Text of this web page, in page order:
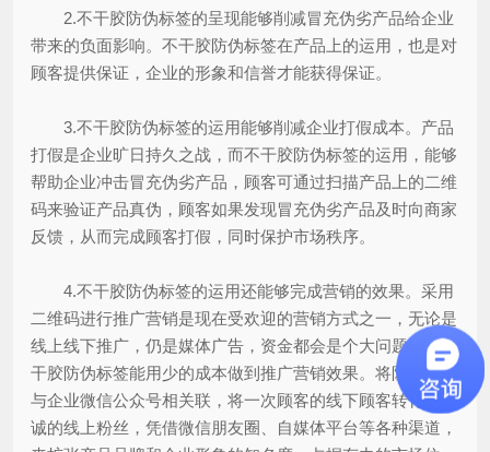
2.不干胶防伪标签的呈现能够削减冒充伪劣产品给企业
带来的负面影响。不干胶防伪标签在产品上的运用，也是对
顾客提供保证，企业的形象和信誉才能获得保证。
3.不干胶防伪标签的运用能够削减企业打假成本。产品
打假是企业旷日持久之战，而不干胶防伪标签的运用，能够
帮助企业冲击冒充伪劣产品，顾客可通过扫描产品上的二维
码来验证产品真伪，顾客如果发现冒充伪劣产品及时向商家
反馈，从而完成顾客打假，同时保护市场秩序。
4.不干胶防伪标签的运用还能够完成营销的效果。采用
二维码进行推广营销是现在受欢迎的营销方式之一，无论是
线上线下推广，仍是媒体广告，资金都会是个大问题，而不
干胶防伪标签能用少的成本做到推广营销效果。将防伪标签
与企业微信公众号相关联，将一次顾客的线下顾客转化为忠
诚的线上粉丝，凭借微信朋友圈、自媒体平台等各种渠道，